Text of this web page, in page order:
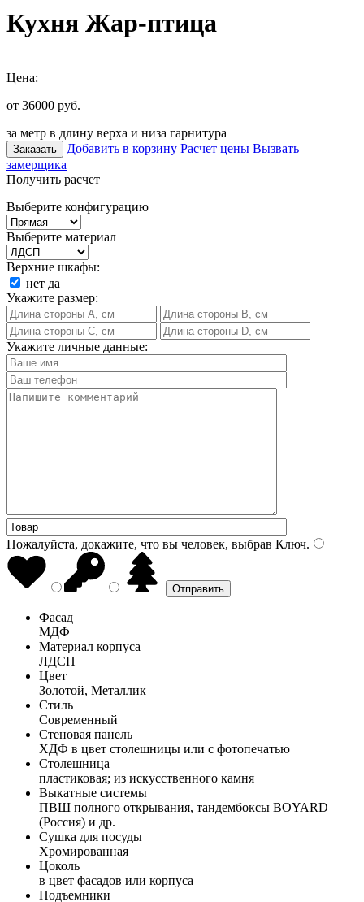
Кухня Жар-птица
Цена:
от 36000 руб.
за метр в длину верха и низа гарнитура
Заказать Добавить в корзину Расчет цены Вызвать
замерщика
Получить расчет
Выберите конфигурацию
Выберите материал
Верхние шкафы:
нет да
Укажите размер:
Укажите личные данные:
Пожалуйста, докажите, что вы человек, выбрав Ключ.
Фасад
МДФ
Материал корпуса
ЛДСП
Цвет
Золотой, Металлик
Стиль
Современный
Стеновая панель
ХДФ в цвет столешницы или с фотопечатью
Столешница
пластиковая; из искусственного камня
Выкатные системы
ПВШ полного открывания, тандембоксы BOYARD
(Россия) и др.
Сушка для посуды
Хромированная
Цоколь
в цвет фасадов или корпуса
Подъемники